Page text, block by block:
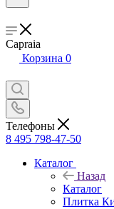
Capraia
Корзина 0
Телефоны
8 495 798-47-50
Каталог
Назад
Каталог
Плитка